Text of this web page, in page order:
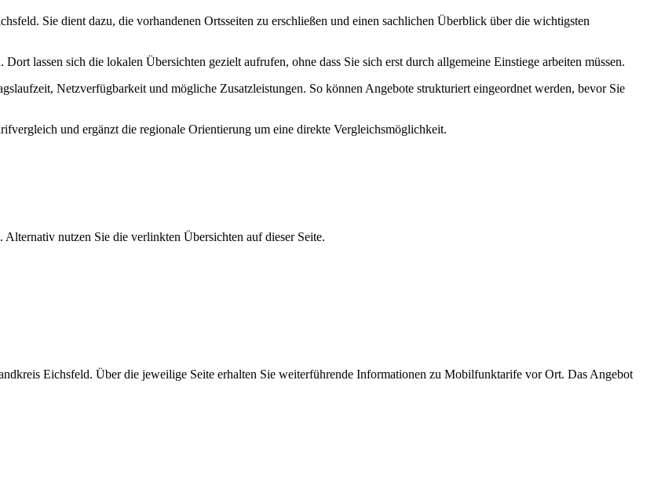
Sie dient dazu, die vorhandenen Ortsseiten zu erschließen und einen sachlichen Überblick über die wichtigsten
lassen sich die lokalen Übersichten gezielt aufrufen, ohne dass Sie sich erst durch allgemeine Einstiege arbeiten müssen.
Netzverfügbarkeit und mögliche Zusatzleistungen. So können Angebote strukturiert eingeordnet werden, bevor Sie
und ergänzt die regionale Orientierung um eine direkte Vergleichsmöglichkeit.
nutzen Sie die verlinkten Übersichten auf dieser Seite.
Eichsfeld. Über die jeweilige Seite erhalten Sie weiterführende Informationen zu Mobilfunktarife vor Ort. Das Angebot